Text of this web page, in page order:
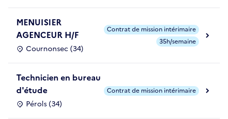
MENUISIER
AGENCEUR H/F
Cournonsec (34)
Contrat de mission intérimaire
35h/semaine
Technicien en bureau
d'étude
Pérols (34)
Contrat de mission intérimaire